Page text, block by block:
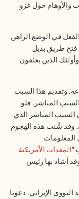
والأوهام حول غزو
في الوضع الراهن
فتح طريق بديل
الذين يعلقون
. وتقديم هذا السبب
المباشر. فلو
السبب المباشر الذي
وقد شُنت هذه الهجوم
المعلومات
”المعدات الأمريكية
أشاد بها رئيس
الإيراني. دعونا